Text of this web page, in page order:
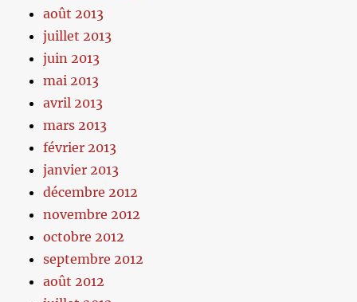
août 2013
juillet 2013
juin 2013
mai 2013
avril 2013
mars 2013
février 2013
janvier 2013
décembre 2012
novembre 2012
octobre 2012
septembre 2012
août 2012